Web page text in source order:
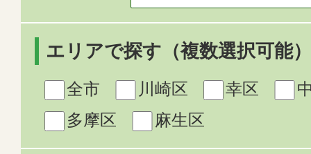
エリアで探す（複数選択可能）
全市 川崎区 幸区
多摩区
麻生区